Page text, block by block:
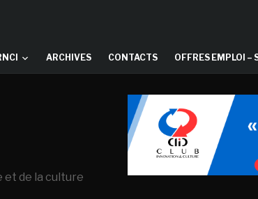
ARCHIVES CONTACTS OFFRES EMPLOI –
et de la culture